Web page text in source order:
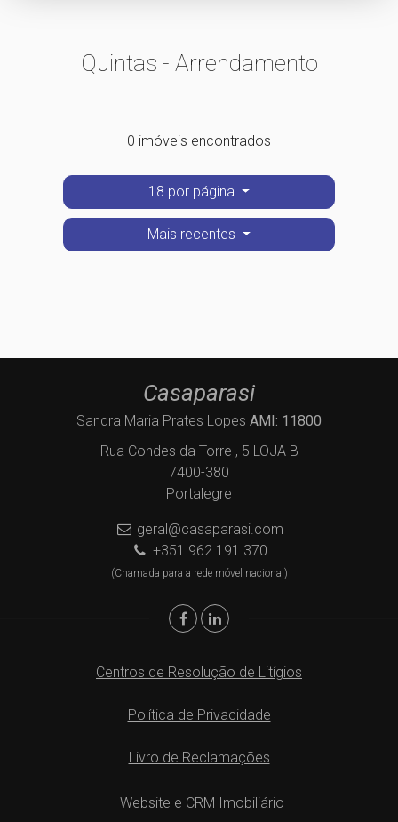
Quintas - Arrendamento
0 imóveis encontrados
18 por página
Mais recentes
Casaparasi
Sandra Maria Prates Lopes AMI: 11800
Rua Condes da Torre , 5 LOJA B
7400-380
Portalegre
geral@casaparasi.com
+351 962 191 370
(Chamada para a rede móvel nacional)
Centros de Resolução de Litígios
Política de Privacidade
Livro de Reclamações
Website e CRM Imobiliário